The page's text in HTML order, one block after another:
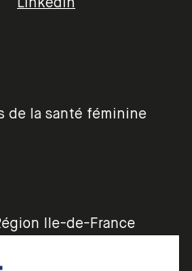
de la santé féminine
Ile-de-France
LinkedIn